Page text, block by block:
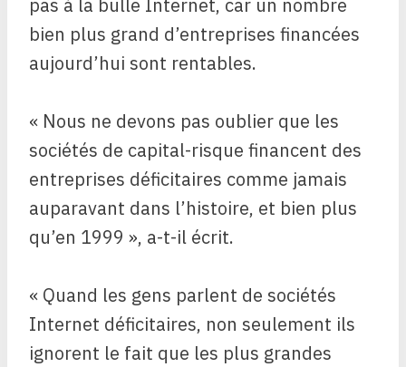
pas à la bulle Internet, car un nombre
bien plus grand d’entreprises financées
aujourd’hui sont rentables.
« Nous ne devons pas oublier que les
sociétés de capital-risque financent des
entreprises déficitaires comme jamais
auparavant dans l’histoire, et bien plus
qu’en 1999 », a-t-il écrit.
« Quand les gens parlent de sociétés
Internet déficitaires, non seulement ils
ignorent le fait que les plus grandes